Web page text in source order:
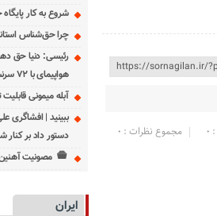
مجموع نظرات : 0
شروع به کار
چرا حق‌شناس
رئیسی: دنیا حق
هواپیمای با ۷۲ سرنشین تحقق‌پذیر است
آبله میمونی
دستور داد بر کنار
مصونیت
ایران